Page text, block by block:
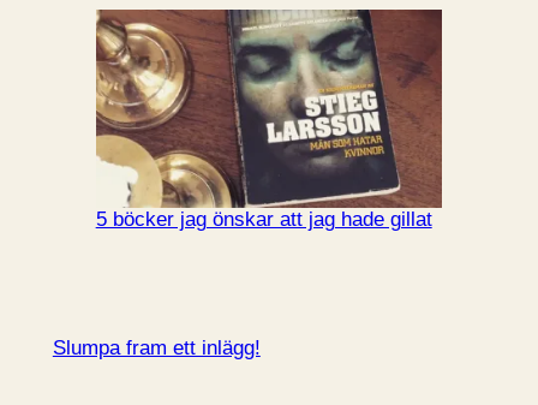
5 böcker jag önskar att jag hade gillat
Slumpa fram ett inlägg!